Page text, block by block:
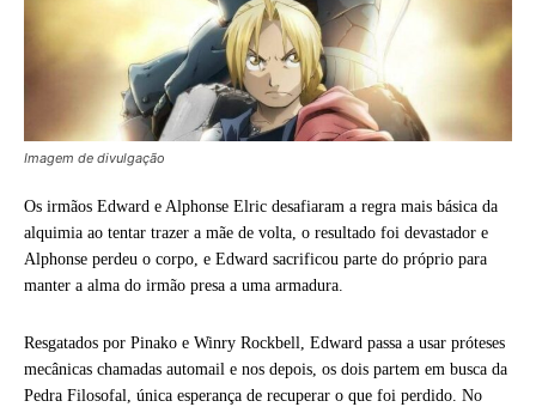
Imagem de divulgação
Os irmãos Edward e Alphonse Elric desafiaram a regra mais básica da
alquimia ao tentar trazer a mãe de volta, o resultado foi devastador e
Alphonse perdeu o corpo, e Edward sacrificou parte do próprio para
manter a alma do irmão presa a uma armadura.
Resgatados por Pinako e Winry Rockbell, Edward passa a usar próteses
mecânicas chamadas automail e nos depois, os dois partem em busca da
Pedra Filosofal, única esperança de recuperar o que foi perdido. No